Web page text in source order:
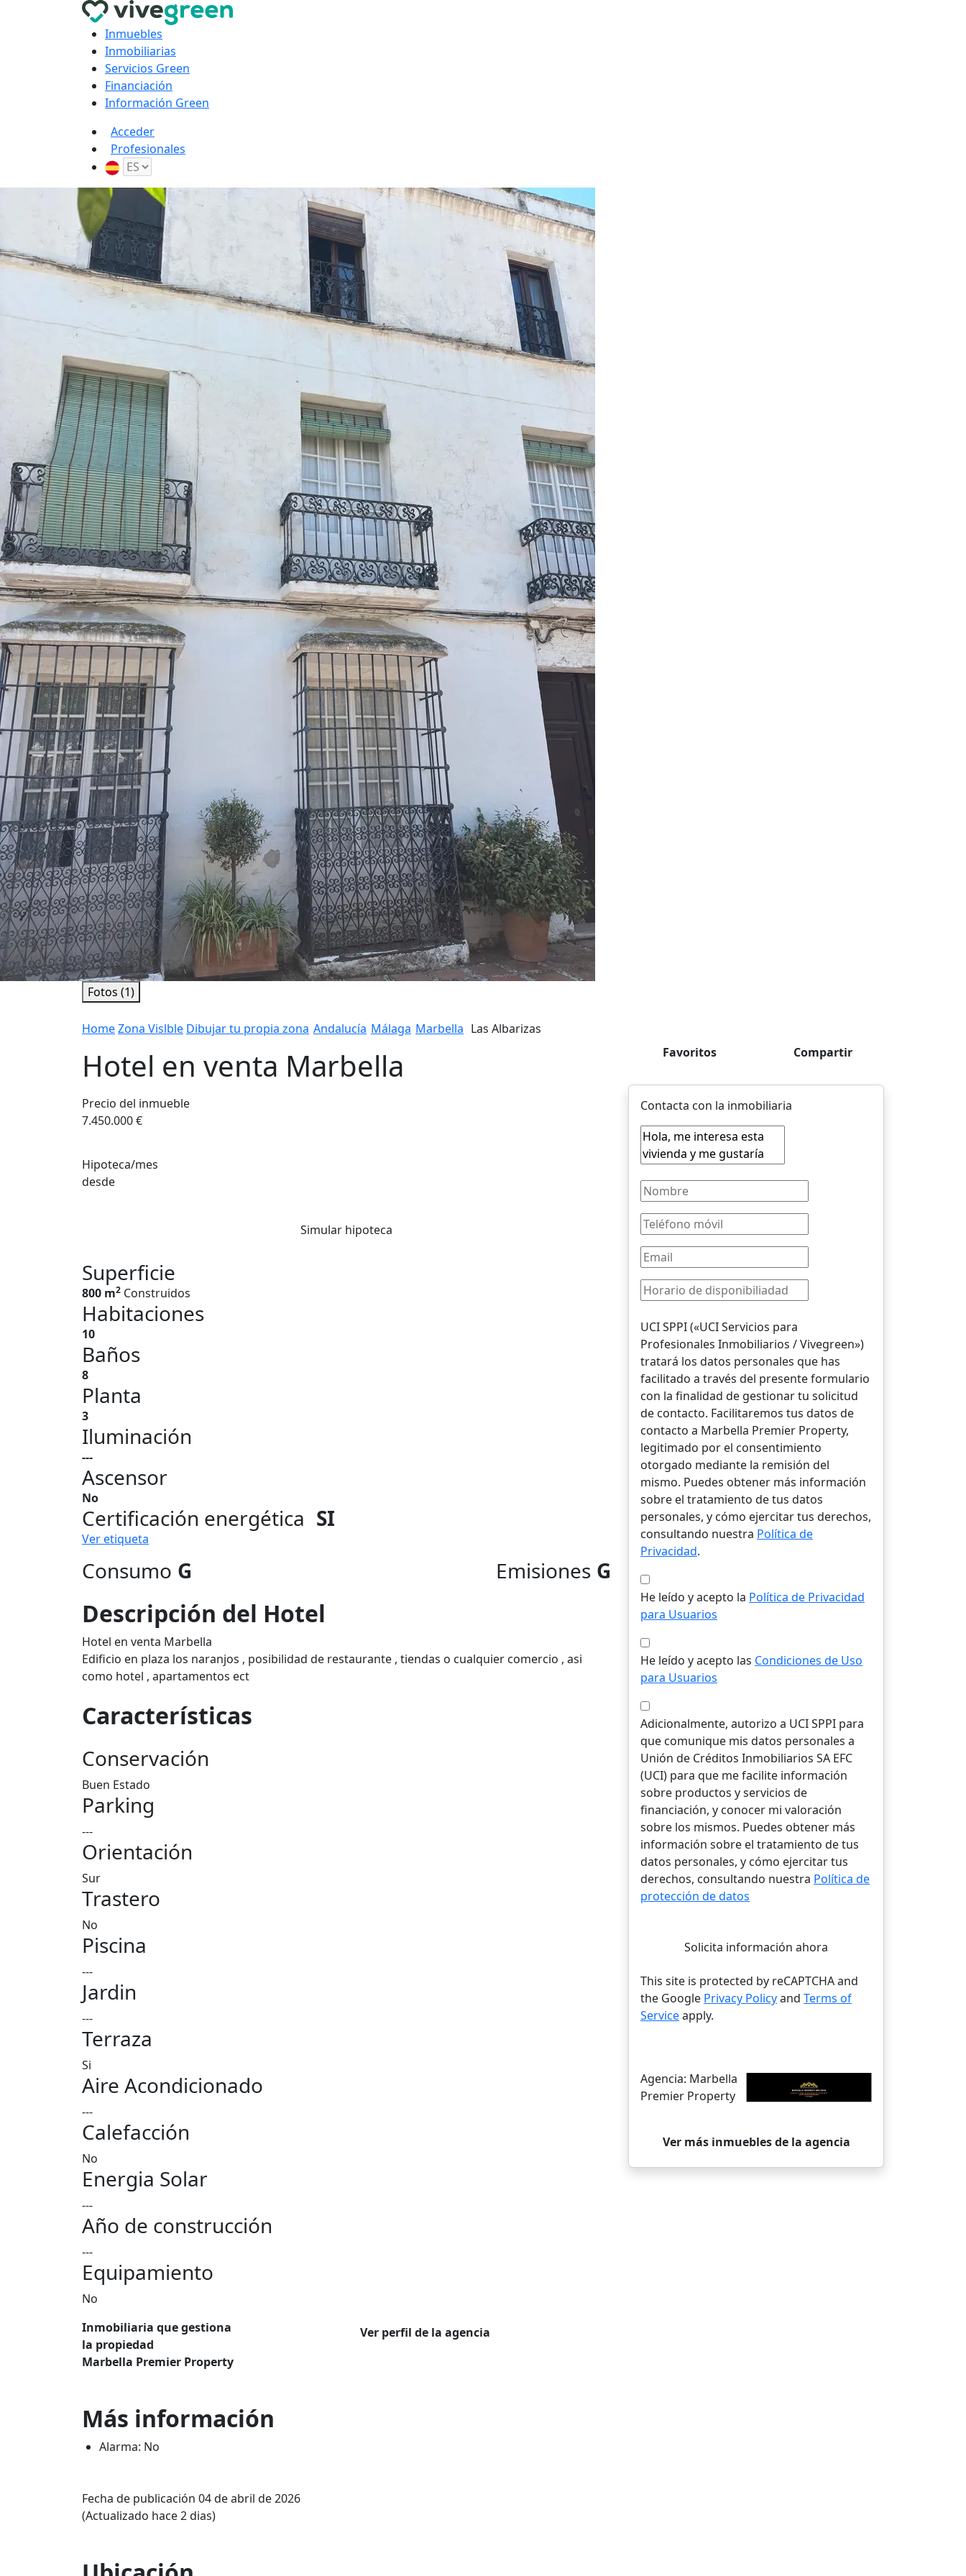
Inmuebles
Inmobiliarias
Servicios Green
Financiación
Información Green
Acceder
Profesionales
Fotos (1)
HomeZona Vislble Dibujar tu propia zona Andalucía Málaga Marbella Las Albarizas
Hotel en venta Marbella
Precio del inmueble
7.450.000 €
Hipoteca/mes
desde
Simular hipoteca
Superficie
800 m2 Construidos
Habitaciones
10
Baños
8
Planta
3
Iluminación
---
Ascensor
No
Certificación energética SI
Ver etiqueta
Consumo G Emisiones G
Descripción del Hotel
Hotel en venta Marbella
Edificio en plaza los naranjos , posibilidad de restaurante , tiendas o cualquier comercio , asi
como hotel , apartamentos ect
Características
Conservación
Buen Estado
Parking
---
Orientación
Sur
Trastero
No
Piscina
---
Jardin
---
Terraza
Si
Aire Acondicionado
---
Calefacción
No
Energia Solar
---
Año de construcción
---
Equipamiento
No
Inmobiliaria que gestiona
la propiedad
Marbella Premier Property
Ver perfil de la agencia
Más información
Alarma: No
Fecha de publicación 04 de abril de 2026
(Actualizado hace 2 dias)
Favoritos Compartir
Contacta con la inmobiliaria
UCI SPPI («UCI Servicios para
Profesionales Inmobiliarios / Vivegreen»)
tratará los datos personales que has
facilitado a través del presente formulario
con la finalidad de gestionar tu solicitud
de contacto. Facilitaremos tus datos de
contacto a Marbella Premier Property,
legitimado por el consentimiento
otorgado mediante la remisión del
mismo. Puedes obtener más información
sobre el tratamiento de tus datos
personales, y cómo ejercitar tus derechos,
consultando nuestra Política de
Privacidad.
He leído y acepto la Política de Privacidad
para Usuarios
He leído y acepto las Condiciones de Uso
para Usuarios
Adicionalmente, autorizo a UCI SPPI para
que comunique mis datos personales a
Unión de Créditos Inmobiliarios SA EFC
(UCI) para que me facilite información
sobre productos y servicios de
financiación, y conocer mi valoración
sobre los mismos. Puedes obtener más
información sobre el tratamiento de tus
datos personales, y cómo ejercitar tus
derechos, consultando nuestra Política de
protección de datos
Solicita información ahora
This site is protected by reCAPTCHA and
the Google Privacy Policyand Terms of
Serviceapply.
Agencia: Marbella
Premier Property
Ver más inmuebles de la agencia